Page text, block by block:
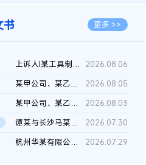
书 更多 >>
上诉人I某工具制品有限公司与被上诉人程某及一审被告中华人民共和...
2026.08.06
某甲公司、某乙公司、某丙公司申请诉前行为保全复议裁定书
2026.08.05
某甲公司、某乙公司、官某与某丙公司专利申请权权属纠纷 二审判决...
2026.08.03
谭某与长沙马某堆农产品股份有限公司滥用市场支配地位纠纷二审裁...
2026.07.30
杭州华某有限公司与菲某有限公司侵害发明专利权纠纷 2026.07.29